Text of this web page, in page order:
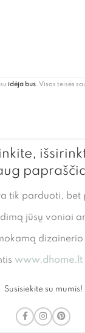
idėja bus. Visos teisės
tik parduoti, bet
jūsų voniai
www.dhome.lt
Susisiekite su mumis!